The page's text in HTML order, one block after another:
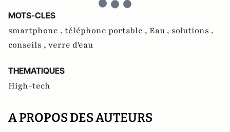
MOTS-CLES
smartphone , téléphone portable , Eau , solutions ,
conseils , verre d'eau
THEMATIQUES
High-tech
A PROPOS DES AUTEURS